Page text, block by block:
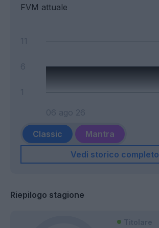
FVM attuale
Classic
Mantra
Vedi storico completo
Riepilogo stagione